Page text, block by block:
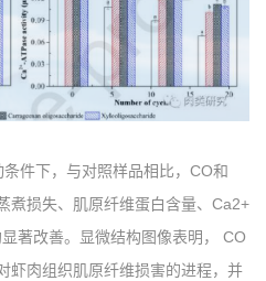
件下，与对照样品相比，CO和
煮损失、肌原纤维蛋白含量、Ca2+
著改善。显微结构图像表明， CO
虾肉组织肌原纤维损害的进程，并